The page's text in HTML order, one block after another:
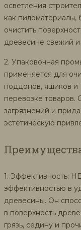
осветления
как пиломатериалы,
очистить
древесине свежий и
2. Упаковочная
применяется для
поддонов, ящиков и
перевозке товаров.
загрязнений и
эстетическую
1. Эффективность:
эффективностью в
древесины. Он
в поверхность
грязь, седину и